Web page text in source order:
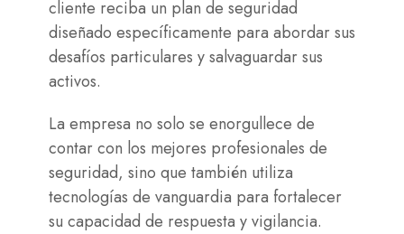
cliente reciba un plan de seguridad
diseñado específicamente para abordar sus
desafíos particulares y salvaguardar sus
activos.
La empresa no solo se enorgullece de
contar con los mejores profesionales de
seguridad, sino que también utiliza
tecnologías de vanguardia para fortalecer
su capacidad de respuesta y vigilancia.